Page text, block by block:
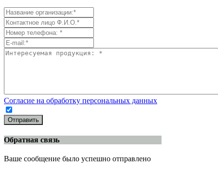
Согласие на обработку персональных данных
Отправить
Обратная связь
Ваше сообщение было успешно отправлено